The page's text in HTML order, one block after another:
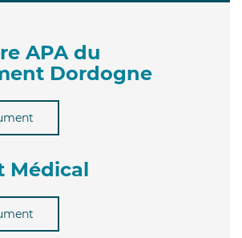
APA du
Dordogne
Médical